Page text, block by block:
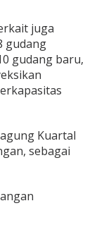
juga
gudang
gudang baru,
Kuartal
sebagai